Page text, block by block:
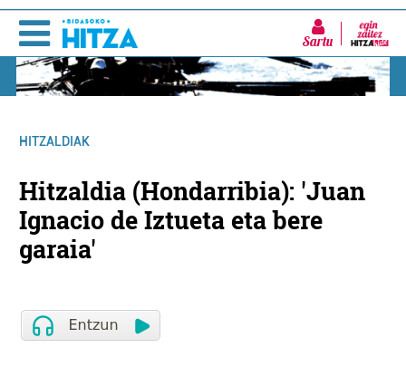
Sartu
HITZALDIAK
Hitzaldia (Hondarribia): 'Juan
Ignacio de Iztueta eta bere
garaia'